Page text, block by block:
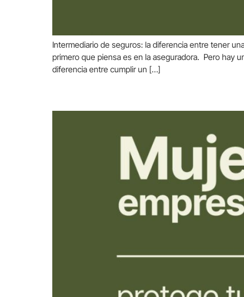
Intermediario de seguros: la diferencia entre tener
primero que piensa es en la aseguradora. Pero hay
diferencia entre cumplir un […]